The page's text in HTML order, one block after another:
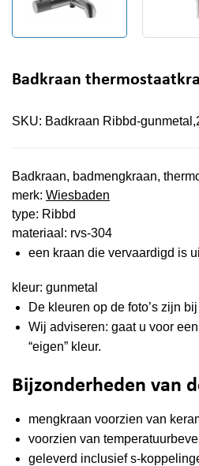
Badkraan
SKU: Badkraan Ribbd-
Badkraan, badmengkraan,
merk: Wiesbaden
type: Ribbd
materiaal: rvs-304
een kraan die vervaardigd is
kleur: gunmetal
De kleuren op de foto’s zijn
Wij adviseren: gaat u voor
“eigen” kleur.
Bijzonderheden van
mengkraan voorzien van
voorzien van
geleverd inclusief s-